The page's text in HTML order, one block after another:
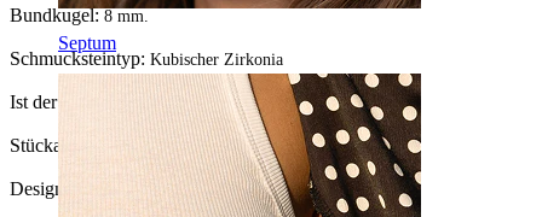
Septum
Bundkugel: 8 mm.
Schmucksteintyp: Kubischer Zirkonia
Ist der Artikel geklebt?:Ja
Stückanzahl:
Design: